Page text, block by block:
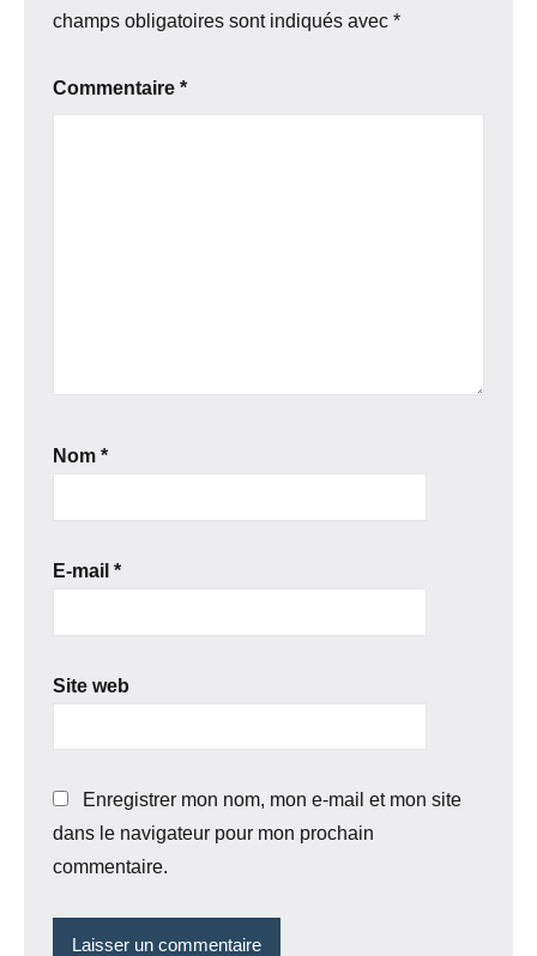
champs obligatoires sont indiqués avec *
Commentaire *
Nom *
E-mail *
Site web
Enregistrer mon nom, mon e-mail et mon site
dans le navigateur pour mon prochain
commentaire.